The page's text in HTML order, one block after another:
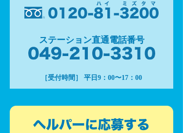
ステーション直通電話番号
［受付時間］ 平日9：00〜17：00